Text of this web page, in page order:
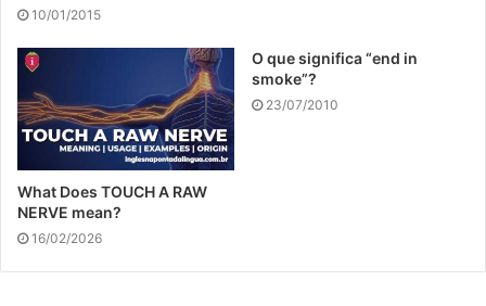
10/01/2015
What Does TOUCH A RAW
NERVE mean?
16/02/2026
O que significa “end in
smoke”?
23/07/2010